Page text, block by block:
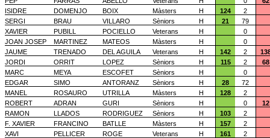
ISIDRE
DOMENJO BOIX Màsters H 124
2
SERGI
BRAU VILLARO Sèniors H 21
79
XAVIER
PUBILL POCIELLO Veterans H
0
JOAN JOSEP
MARTINEZ MATEOS Màsters H
0
JAUME
TRENADO DEL AGUILA Veterans H 142 2
JORDI
ORRIT LOPEZ Sèniors H 115 2
68
MARC
MEYA ESCOFET Sèniors H
0
EDGAR
SIMO ANTORANZ Sèniors H 28
72
MANEL
ROSAURO UTRILLA Màsters H 128
2
ROBERT
ADRAN GURI Sèniors H 0
12
RAMON
LLADOS RODRIGUEZ Sèniors H 103
2
F. XAVIER
FRANCINO BATLLE Màsters H 157
2
XAVI
PELLICER ROGE Veterans H 161
2